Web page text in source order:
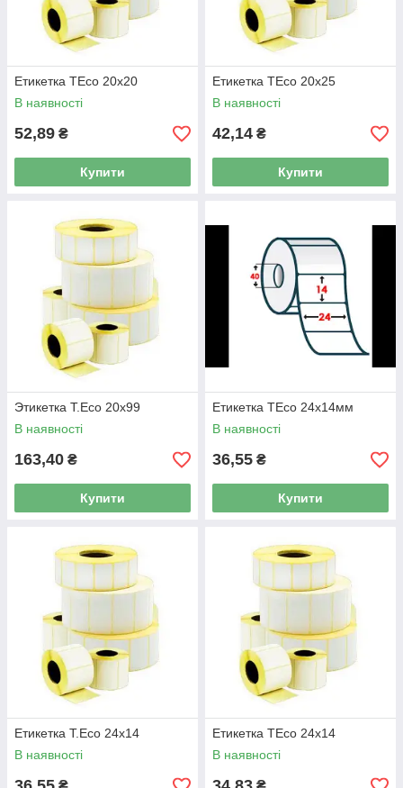
Етикетка TEco 20x20
В наявності
52,89 ₴
Купити
Етикетка TEco 20x25
В наявності
42,14 ₴
Купити
Этикетка T.Eco 20x99
В наявності
163,40 ₴
Купити
Етикетка TEco 24х14мм
В наявності
36,55 ₴
Купити
Етикетка T.Eco 24x14
В наявності
Етикетка TEco 24x14
В наявності